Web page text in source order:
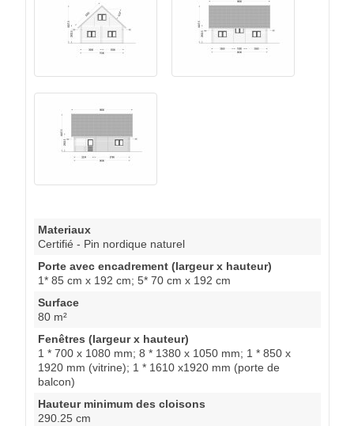
Materiaux
Certifié - Pin nordique naturel
Porte avec encadrement (largeur x hauteur)
1* 85 cm x 192 cm; 5* 70 cm x 192 cm
Surface
80 m²
Fenêtres (largeur x hauteur)
1 * 700 x 1080 mm; 8 * 1380 x 1050 mm; 1 * 850 x
1920 mm (vitrine); 1 * 1610 x1920 mm (porte de
balcon)
Hauteur minimum des cloisons
290.25 cm